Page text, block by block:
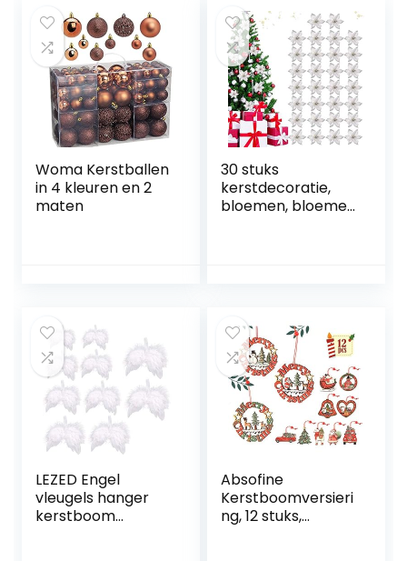
Woma Kerstballen
in 4 kleuren en 2
maten
30 stuks
kerstdecoratie,
bloemen, bloemen
kunstkerstboom,
kerstkrans,
kerstbloemen,
decoratie,
hangende
kerstboom
LEZED Engel
vleugels hanger
kerstboom
Absofine
Kerstboomversieri
ng, 12 stuks,